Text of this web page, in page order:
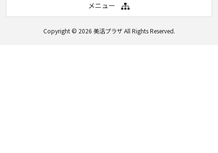
メニュー
Copyright © 2026 美活プラザ All Rights Reserved.